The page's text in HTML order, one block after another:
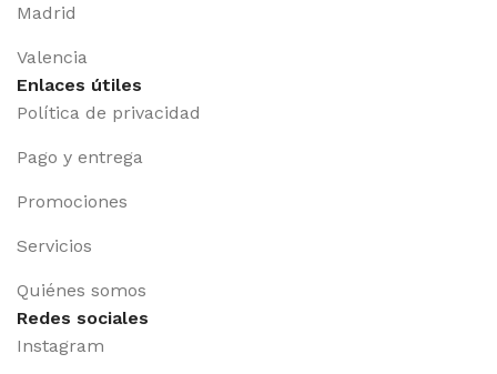
Madrid
Valencia
Enlaces útiles
Política de privacidad
Pago y entrega
Promociones
Servicios
Quiénes somos
Redes sociales
Instagram